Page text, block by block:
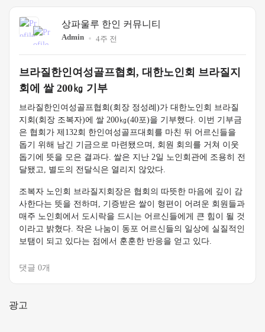
상파울루 한인 커뮤니티
Admin 4주 전
브라질한인여성골프협회, 대한노인회 브라질지
회에 쌀 200㎏ 기부
브라질한인여성골프협회(회장 정성례)가 대한노인회 브라질
지회(회장 조복자)에 쌀 200㎏(40포)을 기부했다. 이번 기부금
은 협회가 제132회 한인여성골프대회를 마친 뒤 어르신들을
돕기 위해 남긴 기금으로 마련됐으며, 회원 회의를 거쳐 이웃
돕기에 뜻을 모은 결과다. 쌀은 지난 2일 노인회관에 조용히 전
달됐고, 별도의 전달식은 열리지 않았다.
조복자 노인회 브라질지회장은 협회의 따뜻한 마음에 깊이 감
사한다는 뜻을 전하며, 기증받은 쌀이 형편이 어려운 회원들과
매주 노인회에서 도시락을 드시는 어르신들에게 큰 힘이 될 것
이라고 밝혔다. 작은 나눔이 동포 어르신들의 일상에 실질적인
보탬이 되고 있다는 점에서 훈훈한 반응을 얻고 있다.
댓글 0개
광고